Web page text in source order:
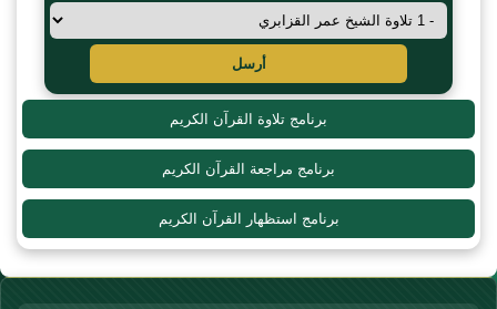
أرسل
برنامج تلاوة القرآن الكريم
برنامج مراجعة القرآن الكريم
برنامج استظهار القرآن الكريم